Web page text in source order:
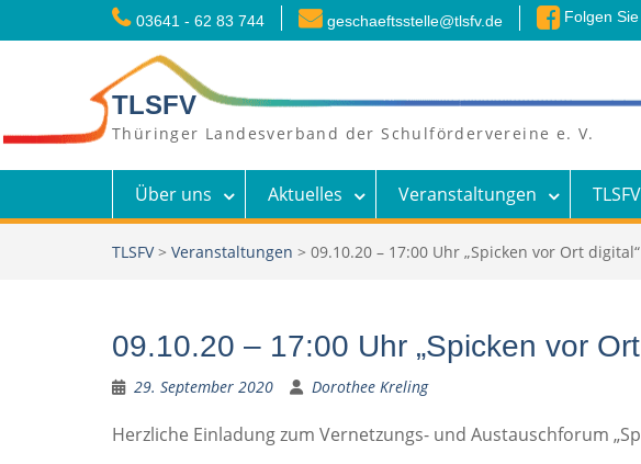
03641 - 62 83 744 geschaeftsstelle@tlsfv.de Folgen
TLSFV
Thüringer Landesverband der Schulfördervereine e. V.
Über uns Aktuelles Veranstaltungen
TLSFV> Veranstaltungen > 09.10.20 – 17:00 Uhr „Spicken vor Ort digital“
09.10.20 – 17:00 Uhr „Spicken vor
29. September 2020 Dorothee Kreling
Herzliche Einladung zum Vernetzungs- und Austauschforum